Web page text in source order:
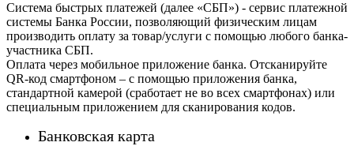
Система быстрых платежей (далее «СБП») - сервис платежной
системы Банка России, позволяющий физическим лицам
производить оплату за товар/услуги с помощью любого банка-
участника СБП.
Оплата через мобильное приложение банка. Отсканируйте
QR-код смартфоном – с помощью приложения банка,
стандартной камерой (сработает не во всех смартфонах) или
специальным приложением для сканирования кодов.
Банковская карта